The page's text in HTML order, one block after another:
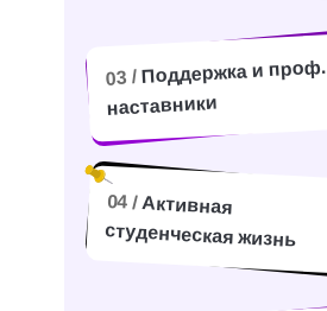
04 /Активная
студенческая жизнь
03 / Поддержка и проф.
наставники